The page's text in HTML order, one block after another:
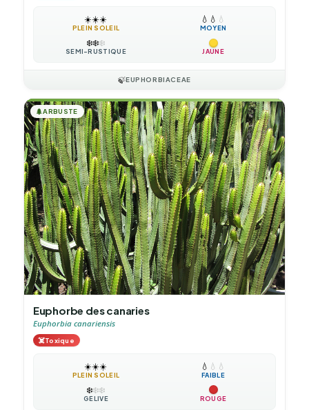
☀️☀️☀️
PLEIN SOLEIL
💧 💧 💧
MOYEN
❄️❄️❄️
SEMI-RUSTIQUE JAUNE
🍃EUPHORBIACEAE
🌲ARBUSTE
Euphorbe des canaries
Euphorbia canariensis
☠️Toxique
☀️☀️☀️
PLEIN SOLEIL
💧 💧 💧
FAIBLE
❄️❄️❄️
GÉLIVE ROUGE